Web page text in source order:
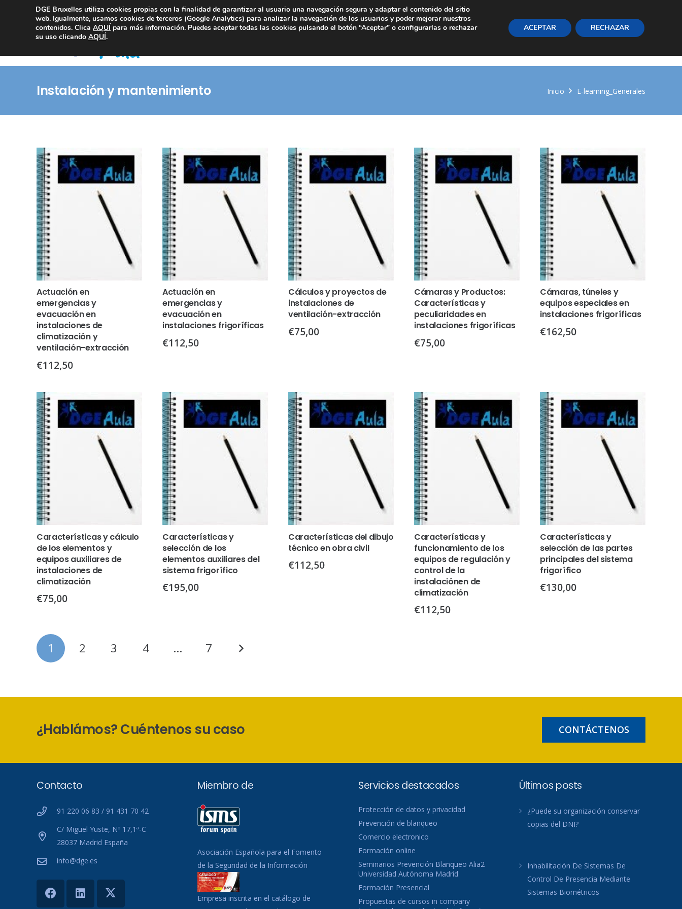
Consultoría Compliance +34 91 220 06 83
Instalación y mantenimiento Inicio E-learning_Generales
Actuación en
emergencias y
evacuación en
instalaciones de
climatización y
ventilación-extracción
€112,50
Actuación en
emergencias y
evacuación en
instalaciones frigoríficas
€112,50
Cálculos y proyectos de
instalaciones de
ventilación-extracción
€75,00
Cámaras y Productos:
Características y
peculiaridades en
instalaciones frigoríficas
€75,00
Cámaras, túneles y
equipos especiales en
instalaciones frigoríficas
€162,50
Características y cálculo
de los elementos y
equipos auxiliares de
instalaciones de
climatización
€75,00
Características y
selección de los
elementos auxiliares del
sistema frigorífico
€195,00
Características del dibujo
técnico en obra civil
€112,50
Características y
funcionamiento de los
equipos de regulación y
control de la
instalaciónen de
climatización
€112,50
Características y
selección de las partes
principales del sistema
frigorífico
€130,00
Paginación
de
1 2 3 4 … 7
¿Hablámos? Cuéntenos su caso CONTÁCTENOS
Contacto
91 220 06 83 / 91 431 70 42
C/ Miguel Yuste, Nº 17,1ª-C
28037 Madrid España
info@dge.es
Miembro de
Asociación Española para el Fomento
de la Seguridad de la Información
Empresa inscrita en el catálogo de
Servicios destacados
Protección de datos y privacidad
Prevención de blanqueo
Comercio electronico
Formación online
Seminarios Prevención Blanqueo Alia2
Universidad Autónoma Madrid
Formación Presencial
Propuestas de cursos in company
Últimos posts
¿Puede su organización conservar
copias del DNI?
Inhabilitación De Sistemas De
Control De Presencia Mediante
Sistemas Biométricos
DGE Bruxelles utiliza cookies propias con la finalidad de garantizar al usuario una navegación segura y adaptar el contenido del sitio
web. Igualmente, usamos cookies de terceros (Google Analytics) para analizar la navegación de los usuarios y poder mejorar nuestros
contenidos. Clica AQUÍ para más información. Puedes aceptar todas las cookies pulsando el botón “Aceptar” o configurarlas o rechazar
su uso clicando AQUÍ.
ACEPTAR RECHAZAR